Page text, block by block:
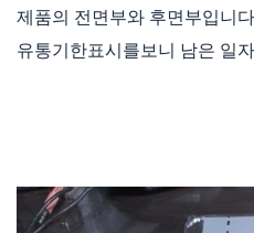
제품의 전면부와 후면부입니
유통기한표시를보니 남은 일